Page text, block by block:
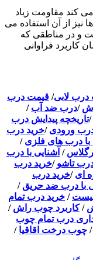
کند مقاومت زیاد
نیز از آن استفاده می
و در مناطقی که
کاربرد فراوانی
لابی/ قیمت درب
/درب ضد آب /
/تاریخچه پیدایش درب
ورودی /خرید درب
با درب های فلزی /
/ آشنایی با درب
تاشو /خرید درب
ای /خرید درب
با درب ضد حریق /
/ خرید درب تمام
/کاربرد چوب راش /
درب تمام چوب
/ چوب درخت اقاقیا /